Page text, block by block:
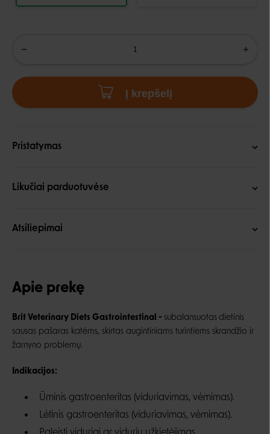
Į krepšelį
Pristatymas
Likučiai parduotuvėse
Atsiliepimai
Apie prekę
Brit Veterinary Diets Gastrointestinal - subalansuotas dietinis
sausas pašaras katėms, skirtas augintiniams turintiems skrandžio ir
žarnyno problemų.
Indikacijos:
Ūminis gastroenteritas (viduriavimas, vėmimas).
Lėtinis gastroenteritas (viduriavimas, vėmimas).